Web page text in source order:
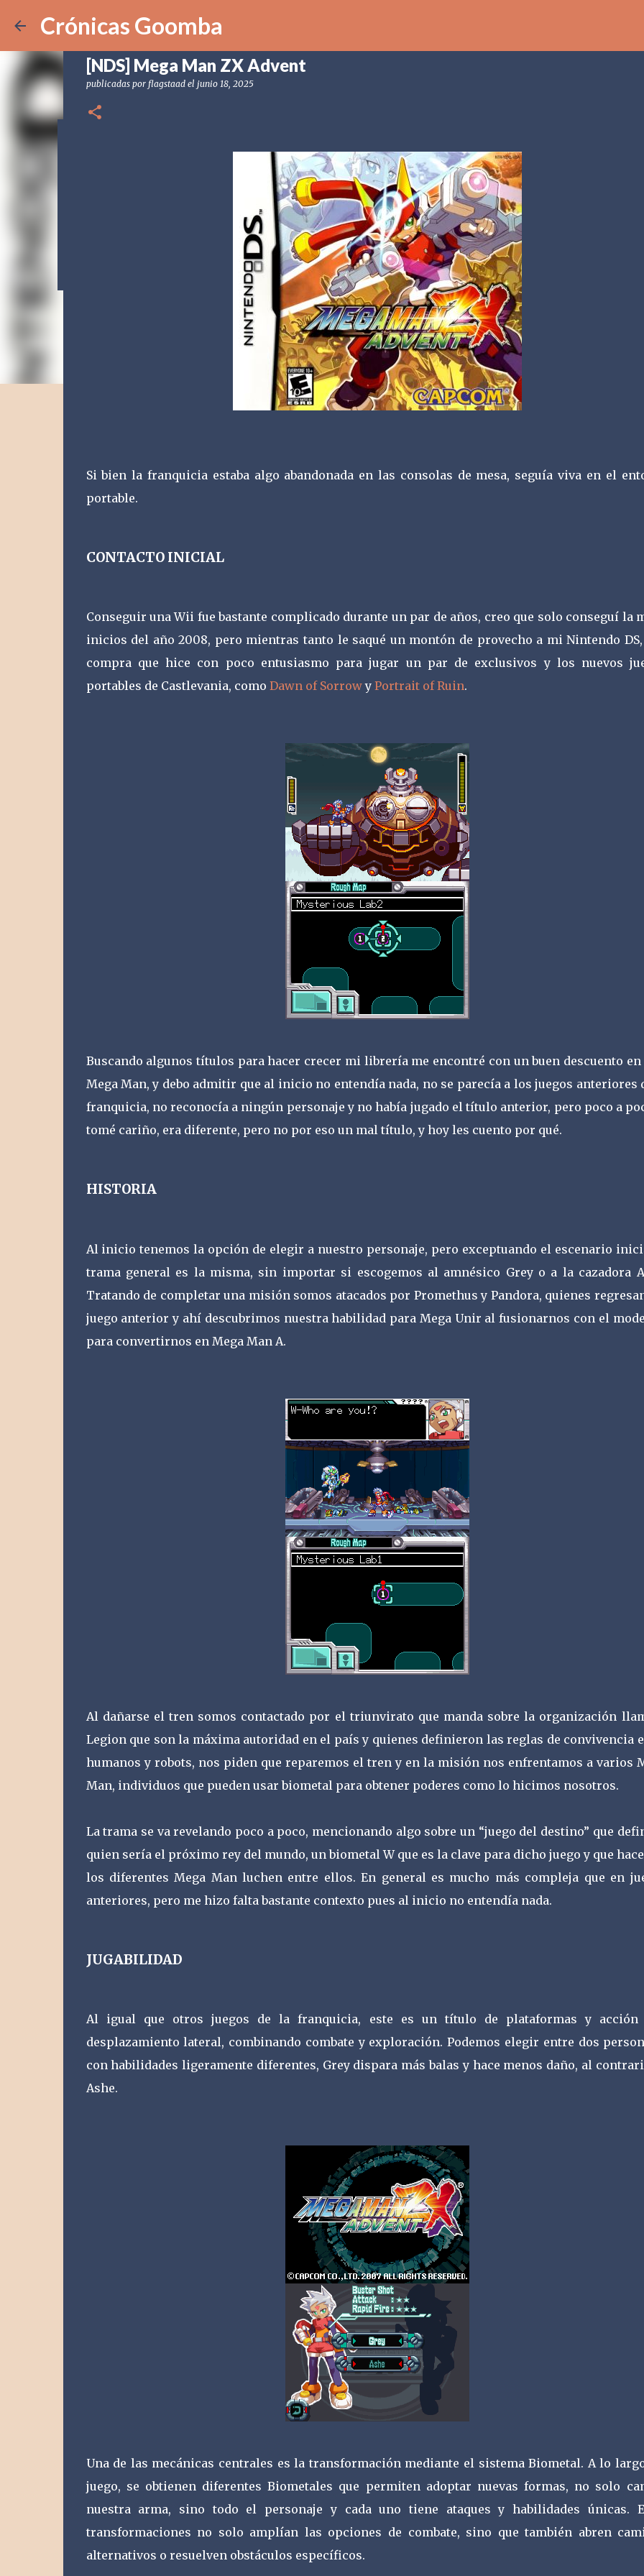
Crónicas Goomba
[POD] CG328 Shadow Labyrinth
julio 24, 2026 [POD] PODCAST [PS5] PLAYSTATION 5 2025 BANDAI NAMCO
[NDS] Mega Man ZX Advent
publicadas por flagstaad el junio 18, 2025
Si bien la franquicia estaba algo abandonada en las consolas de mesa, seguía viva en el
portable.
CONTACTO INICIAL
Conseguir una Wii fue bastante complicado durante un par de años, creo que solo conseguí la
inicios del año 2008, pero mientras tanto le saqué un montón de provecho a mi Nintendo
compra que hice con poco entusiasmo para jugar un par de exclusivos y los nuevos
portables de Castlevania, como Dawn of Sorrowy Portrait of Ruin.
Buscando algunos títulos para hacer crecer mi librería me encontré con un buen descuento en
Mega Man, y debo admitir que al inicio no entendía nada, no se parecía a los juegos anteriores
franquicia, no reconocía a ningún personaje y no había jugado el título anterior, pero poco a
tomé cariño, era diferente, pero no por eso un mal título, y hoy les cuento por qué.
HISTORIA
Al inicio tenemos la opción de elegir a nuestro personaje, pero exceptuando el escenario
trama general es la misma, sin importar si escogemos al amnésico Grey o a la cazadora
Tratando de completar una misión somos atacados por Promethus y Pandora, quienes
juego anterior y ahí descubrimos nuestra habilidad para Mega Unir al fusionarnos con el
para convertirnos en Mega Man A.
Al dañarse el tren somos contactado por el triunvirato que manda sobre la organización
Legion que son la máxima autoridad en el país y quienes definieron las reglas de convivencia
humanos y robots, nos piden que reparemos el tren y en la misión nos enfrentamos a varios
Man, individuos que pueden usar biometal para obtener poderes como lo hicimos nosotros.
La trama se va revelando poco a poco, mencionando algo sobre un “juego del destino” que
quien sería el próximo rey del mundo, un biometal W que es la clave para dicho juego y que
los diferentes Mega Man luchen entre ellos. En general es mucho más compleja que en
anteriores, pero me hizo falta bastante contexto pues al inicio no entendía nada.
JUGABILIDAD
Al igual que otros juegos de la franquicia, este es un título de plataformas y acción
desplazamiento lateral, combinando combate y exploración. Podemos elegir entre dos
con habilidades ligeramente diferentes, Grey dispara más balas y hace menos daño, al
Ashe.
Una de las mecánicas centrales es la transformación mediante el sistema Biometal. A lo
juego, se obtienen diferentes Biometales que permiten adoptar nuevas formas, no solo
nuestra arma, sino todo el personaje y cada uno tiene ataques y habilidades únicas.
transformaciones no solo amplían las opciones de combate, sino que también abren
alternativos o resuelven obstáculos específicos.